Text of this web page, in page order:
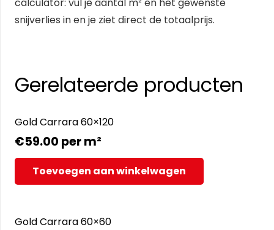
calculator: vul je aantal m² en het gewenste
snijverlies in en je ziet direct de totaalprijs.
Gerelateerde producten
Gold Carrara 60×120
€59.00 per m²
Toevoegen aan winkelwagen
Gold Carrara 60×60